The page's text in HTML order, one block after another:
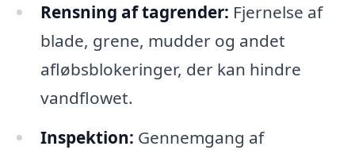
Rensning af tagrender: Fjernelse af
blade, grene, mudder og andet
afløbsblokeringer, der kan hindre
vandflowet.
Inspektion: Gennemgang af